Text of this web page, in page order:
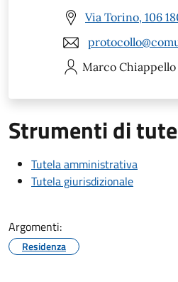
Via Torino, 106
Marco Chiappello
Strumenti di
Tutela amministrativa
Tutela giurisdizionale
Argomenti:
Residenza